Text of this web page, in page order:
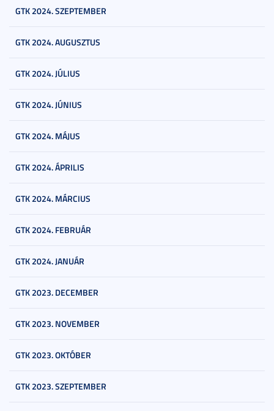
GTK 2024. SZEPTEMBER
GTK 2024. AUGUSZTUS
GTK 2024. JÚLIUS
GTK 2024. JÚNIUS
GTK 2024. MÁJUS
GTK 2024. ÁPRILIS
GTK 2024. MÁRCIUS
GTK 2024. FEBRUÁR
GTK 2024. JANUÁR
GTK 2023. DECEMBER
GTK 2023. NOVEMBER
GTK 2023. OKTÓBER
GTK 2023. SZEPTEMBER